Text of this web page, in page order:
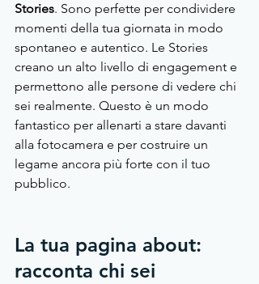
Stories. Sono perfette per condividere
momenti della tua giornata in modo
spontaneo e autentico. Le Stories
creano un alto livello di engagement e
permettono alle persone di vedere chi
sei realmente. Questo è un modo
fantastico per allenarti a stare davanti
alla fotocamera e per costruire un
legame ancora più forte con il tuo
pubblico.
La tua pagina about:
racconta chi sei